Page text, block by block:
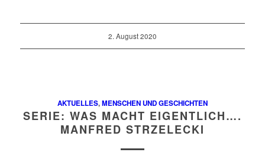
2. August 2020
AKTUELLES,MENSCHEN UND GESCHICHTEN
SERIE: WAS MACHT EIGENTLICH….
MANFRED STRZELECKI